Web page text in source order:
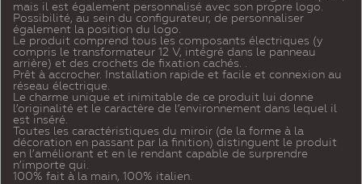
mais il est également personnalisé avec son propre logo.
Possibilité, au sein du configurateur, de personnaliser
également la position du logo.
Le produit comprend tous les composants électriques (y
compris le transformateur 12 V, intégré dans le panneau
arrière) et des crochets de fixation cachés. .
Prêt à accrocher. Installation rapide et facile et connexion au
réseau électrique.
Le charme unique et inimitable de ce produit lui donne
l’originalité et le caractère de l’environnement dans lequel il
est inséré.
Toutes les caractéristiques du miroir (de la forme à la
décoration en passant par la finition) distinguent le produit
en l’améliorant et en le rendant capable de surprendre
n’importe qui.
100% fait à la main, 100% italien.